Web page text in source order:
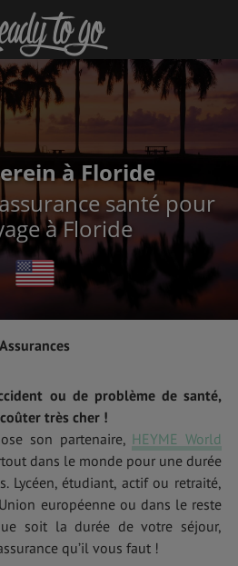
à Floride
santé pour
à Floride
Assurances
ou de problème de santé,
très cher !
son partenaire, HEYME World
dans le monde pour une durée
Lycéen, étudiant, actif ou retraité,
européenne ou dans le reste
soit la durée de votre séjour,
qu’il vous faut !